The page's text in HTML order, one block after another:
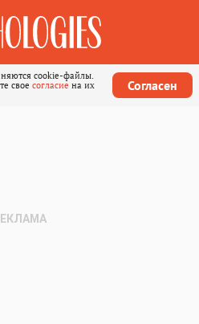
cookie-файлы.
свое согласие на их
Согласен